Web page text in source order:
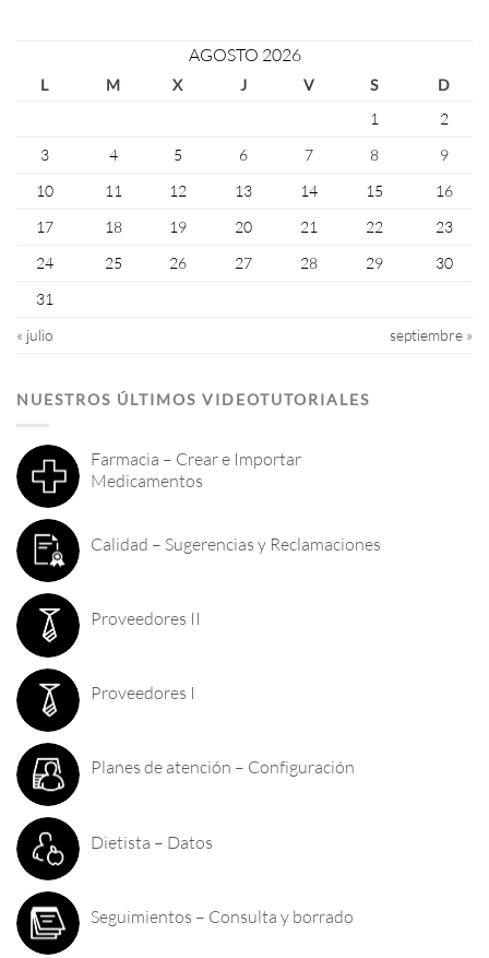
AGOSTO 2026
L M X J V S
D
1
2
3
4 5 6 7 8
9
10
11 12 13 14 15
16
17
18 19 20 21 22
23
24
25 26 27 28 29
30
31
« julio
septiembre »
NUESTROS ÚLTIMOS VIDEOTUTORIALES
Farmacia – Crear e Importar
Medicamentos
Calidad – Sugerencias y Reclamaciones
Proveedores II
Proveedores I
Planes de atención – Configuración
Dietista – Datos
Seguimientos – Consulta y borrado